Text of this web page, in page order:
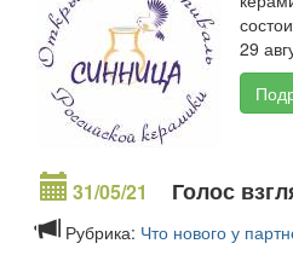
29
31/05/21 Голос
Рубрика: Что нового у